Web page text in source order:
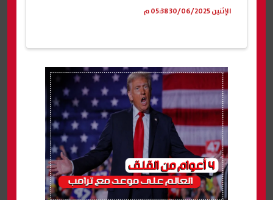
الإثنين 30/06/2025 05:38 م